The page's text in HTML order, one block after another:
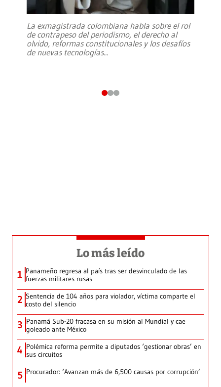
La exmagistrada colombiana habla sobre el rol
de contrapeso del periodismo, el derecho al
olvido, reformas constitucionales y los desafíos
de nuevas tecnologías...
Lo más leído
1 Panameño regresa al país tras ser desvinculado de las
fuerzas militares rusas
2 Sentencia de 104 años para violador, víctima comparte el
costo del silencio
3 Panamá Sub-20 fracasa en su misión al Mundial y cae
goleado ante México
4 Polémica reforma permite a diputados ‘gestionar obras’ en
sus circuitos
5 Procurador: ‘Avanzan más de 6,500 causas por corrupción’